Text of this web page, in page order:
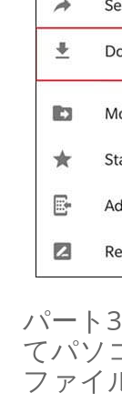
パート
てパソ
ファイ